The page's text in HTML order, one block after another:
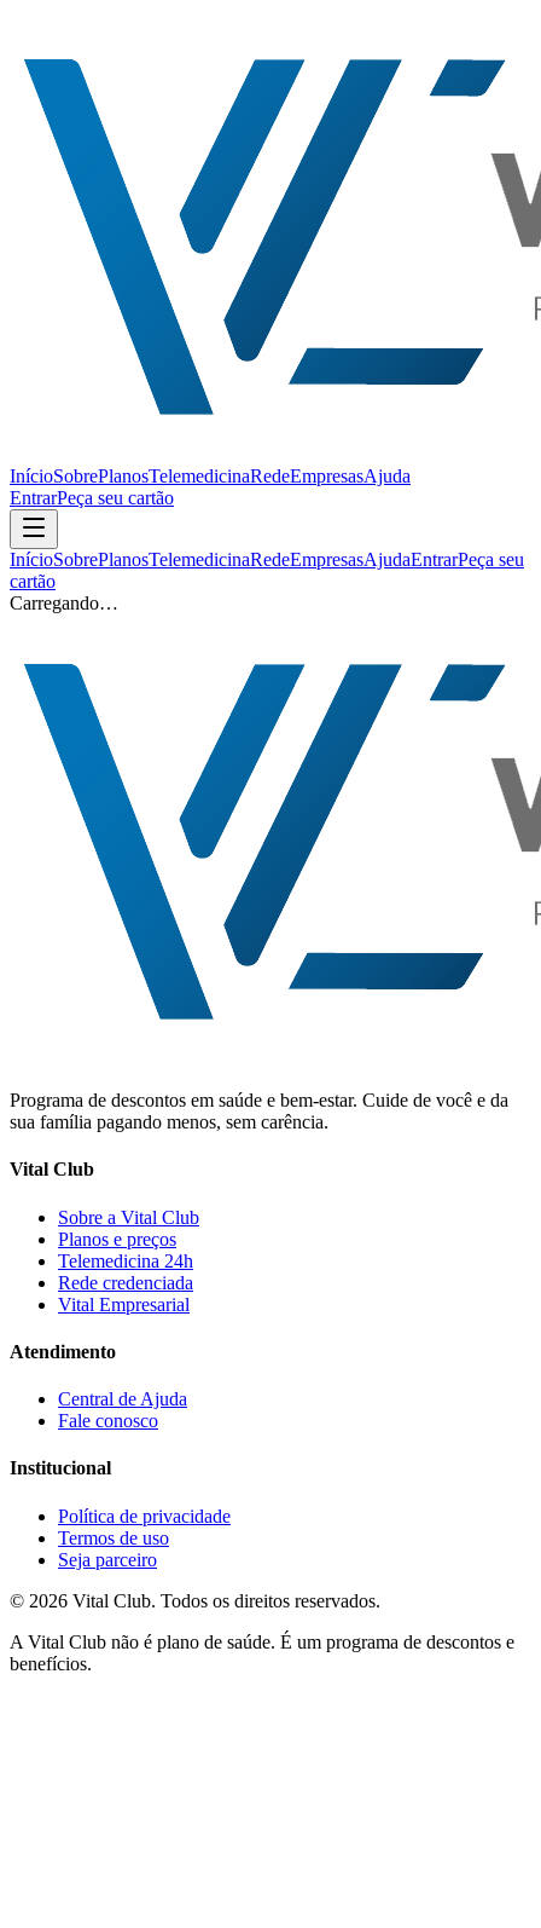
InícioSobrePlanosTelemedicinaRedeEmpresasAjuda
EntrarPeça seu cartão
InícioSobrePlanosTelemedicinaRedeEmpresasAjudaEntrarPeça seu
cartão
Carregando…
Programa de descontos em saúde e bem-estar. Cuide de você e da
sua família pagando menos, sem carência.
Vital Club
Sobre a Vital Club
Planos e preços
Telemedicina 24h
Rede credenciada
Vital Empresarial
Atendimento
Central de Ajuda
Fale conosco
Institucional
Política de privacidade
Termos de uso
Seja parceiro
© 2026 Vital Club. Todos os direitos reservados.
A Vital Club não é plano de saúde. É um programa de descontos e
benefícios.